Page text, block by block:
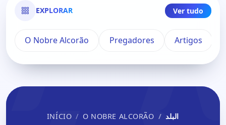
EXPLORAR Ver tudo
O Nobre Alcorão Pregadores Artigos
INÍCIO O NOBRE ALCORÃO البلد